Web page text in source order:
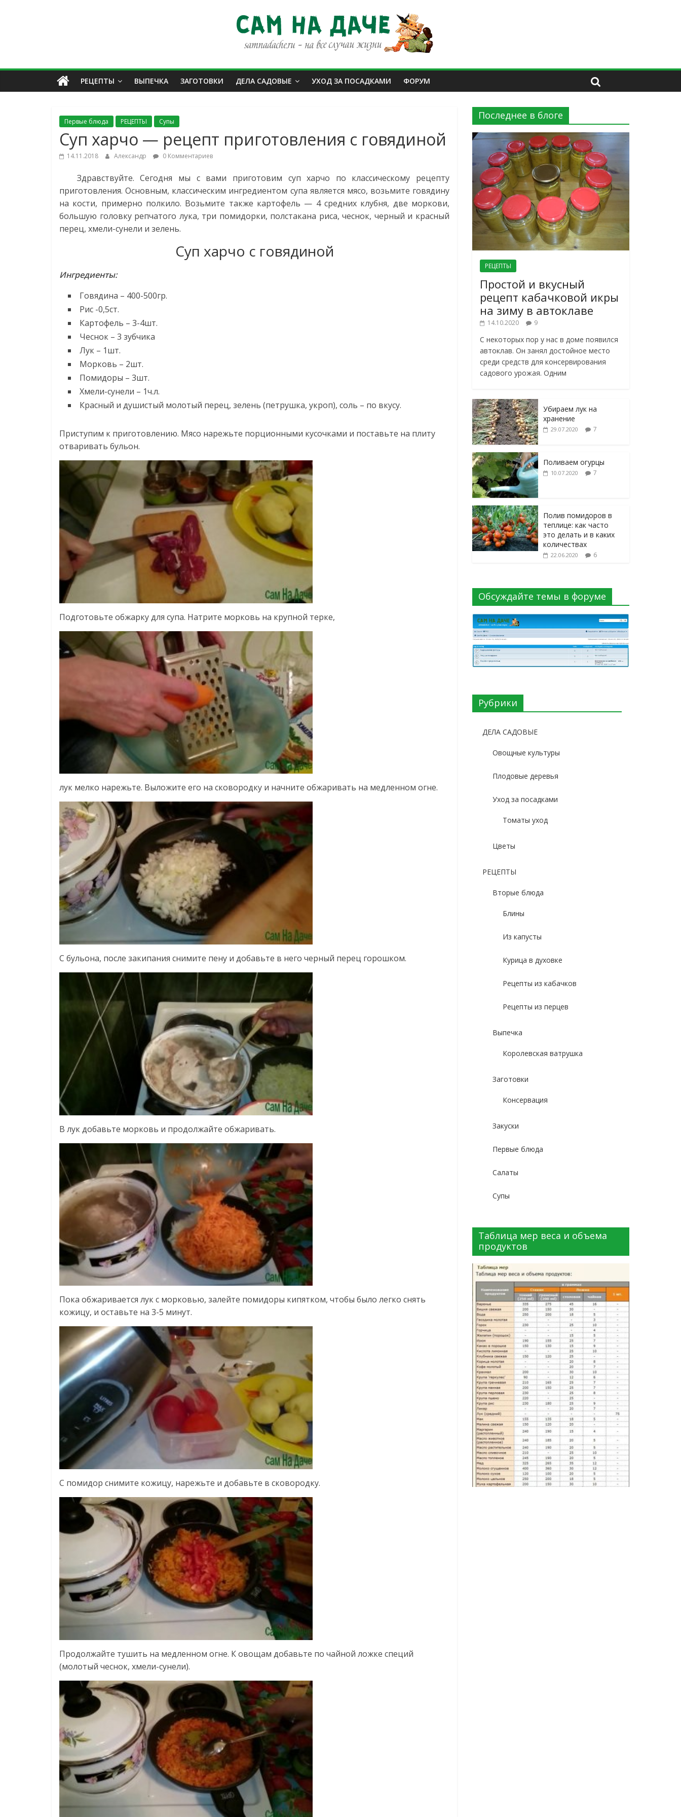
РЕЦЕПТЫ ВЫПЕЧКА ЗАГОТОВКИ ДЕЛА САДОВЫЕ УХОД ЗА ПОСАДКАМИ ФОРУМ
Первые блюда РЕЦЕПТЫ Супы
Суп харчо — рецепт приготовления с говядиной
14.11.2018 Александр 0 Комментариев
Здравствуйте. Сегодня мы с вами приготовим суп харчо по классическому рецепту
приготовления. Основным, классическим ингредиентом супа является мясо, возьмите говядину
на кости, примерно полкило. Возьмите также картофель — 4 средних клубня, две моркови,
большую головку репчатого лука, три помидорки, полстакана риса, чеснок, черный и красный
перец, хмели-сунели и зелень.
Суп харчо с говядиной
Ингредиенты:
Говядина – 400-500гр.
Рис -0,5ст.
Картофель – 3-4шт.
Чеснок – 3 зубчика
Лук – 1шт.
Морковь – 2шт.
Помидоры – 3шт.
Хмели-сунели – 1ч.л.
Красный и душистый молотый перец, зелень (петрушка, укроп), соль – по вкусу.
Приступим к приготовлению. Мясо нарежьте порционными кусочками и поставьте на плиту
отваривать бульон.
Подготовьте обжарку для супа. Натрите морковь на крупной терке,
лук мелко нарежьте. Выложите его на сковородку и начните обжаривать на медленном огне.
С бульона, после закипания снимите пену и добавьте в него черный перец горошком.
В лук добавьте морковь и продолжайте обжаривать.
Пока обжаривается лук с морковью, залейте помидоры кипятком, чтобы было легко снять
кожицу, и оставьте на 3-5 минут.
С помидор снимите кожицу, нарежьте и добавьте в сковородку.
Продолжайте тушить на медленном огне. К овощам добавьте по чайной ложке специй
(молотый чеснок, хмели-сунели).
Последнее в блоге
РЕЦЕПТЫ
Простой и вкусный
рецепт кабачковой икры
на зиму в автоклаве
14.10.2020 9
С некоторых пор у нас в доме появился
автоклав. Он занял достойное место
среди средств для консервирования
садового урожая. Одним
Убираем лук на
хранение
29.07.2020 7
Поливаем огурцы
10.07.2020 7
Полив помидоров в
теплице: как часто
это делать и в каких
количествах
22.06.2020 6
Обсуждайте темы в форуме
Рубрики
ДЕЛА САДОВЫЕ
Овощные культуры
Плодовые деревья
Уход за посадками
Томаты уход
Цветы
РЕЦЕПТЫ
Вторые блюда
Блины
Из капусты
Курица в духовке
Рецепты из кабачков
Рецепты из перцев
Выпечка
Королевская ватрушка
Заготовки
Консервация
Закуски
Первые блюда
Салаты
Супы
Таблица мер веса и объема
продуктов